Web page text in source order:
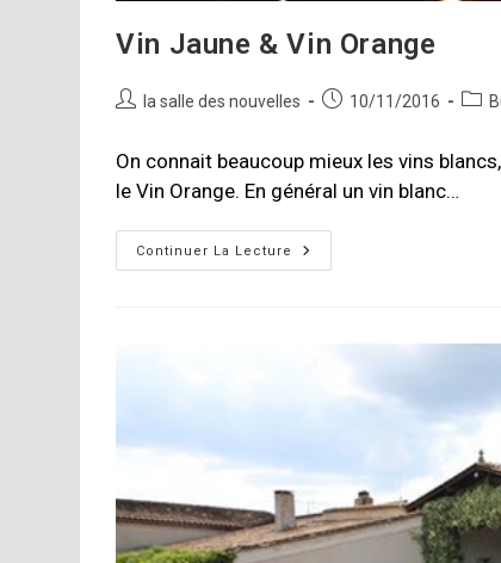
Vin Jaune & Vin Orange
Auteur/autrice
publication :
la salle des nouvelles
Publication
10/11/2016
Post
On connait beaucoup mieux les vins
le Vin Orange. En général un vin blanc…
Continuer La Lecture
Vin
Jaune